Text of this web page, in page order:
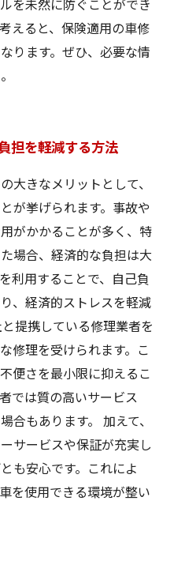
を未然に防ぐことができ
えると、保険適用の車修
ります。ぜひ、必要な情
担を軽減する方法
大きなメリットとして、
が挙げられます。事故や
がかかることが多く、特
場合、経済的な負担は大
利用することで、自己負
、経済的ストレスを軽減
提携している修理業者を
修理を受けられます。こ
便さを最小限に抑えるこ
では質の高いサービス
合もあります。 加えて、
サービスや保証が充実し
も安心です。これによ
を使用できる環境が整い